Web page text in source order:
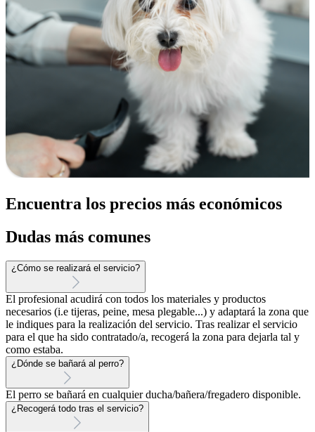
Encuentra los precios más económicos
Dudas más comunes
¿Cómo se realizará el servicio?
El profesional acudirá con todos los materiales y productos
necesarios (i.e tijeras, peine, mesa plegable...) y adaptará la zona que
le indiques para la realización del servicio. Tras realizar el servicio
para el que ha sido contratado/a, recogerá la zona para dejarla tal y
como estaba.
¿Dónde se bañará al perro?
El perro se bañará en cualquier ducha/bañera/fregadero disponible.
¿Recogerá todo tras el servicio?